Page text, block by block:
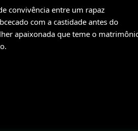
convivência entre um rapaz
com a castidade antes do
apaixonada que teme o